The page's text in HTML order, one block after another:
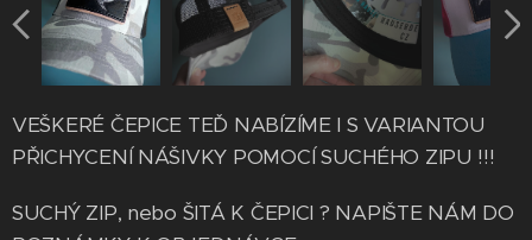
VEŠKERÉ ČEPICE TEĎ NABÍZÍME I S VARIANTOU
PŘICHYCENÍ NÁŠIVKY POMOCÍ SUCHÉHO ZIPU !!!
SUCHÝ ZIP, nebo ŠITÁ K ČEPICI ? NAPIŠTE NÁM DO